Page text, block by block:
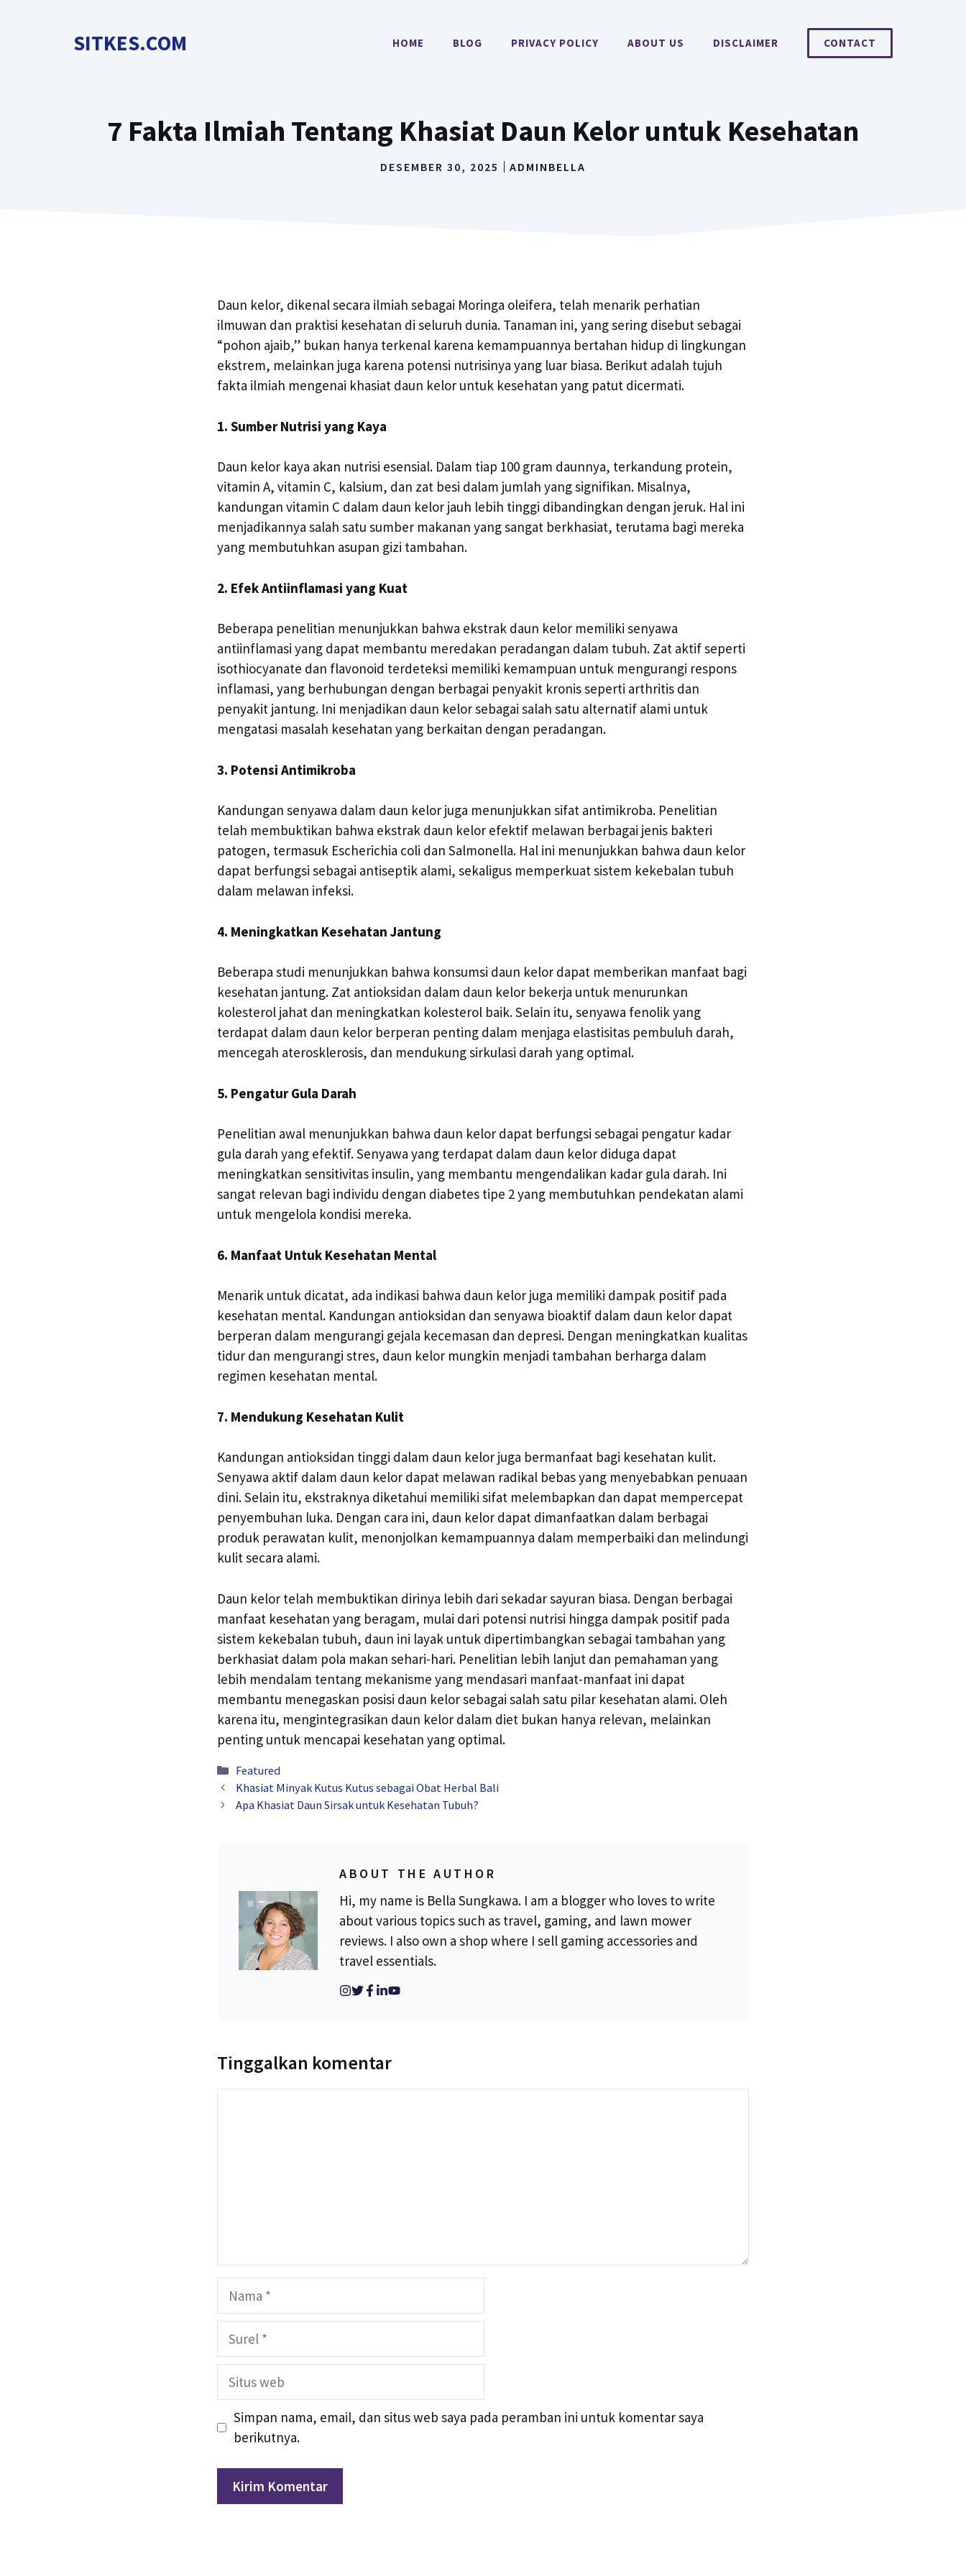
SITKES.COM HOME BLOG PRIVACY POLICY ABOUT US DISCLAIMER CONTACT
7 Fakta Ilmiah Tentang Khasiat Daun Kelor untuk Kesehatan
DESEMBER 30, 2025 ADMINBELLA
Daun kelor, dikenal secara ilmiah sebagai Moringa oleifera, telah menarik perhatian
ilmuwan dan praktisi kesehatan di seluruh dunia. Tanaman ini, yang sering disebut sebagai
“pohon ajaib,” bukan hanya terkenal karena kemampuannya bertahan hidup di lingkungan
ekstrem, melainkan juga karena potensi nutrisinya yang luar biasa. Berikut adalah tujuh
fakta ilmiah mengenai khasiat daun kelor untuk kesehatan yang patut dicermati.
1. Sumber Nutrisi yang Kaya
Daun kelor kaya akan nutrisi esensial. Dalam tiap 100 gram daunnya, terkandung protein,
vitamin A, vitamin C, kalsium, dan zat besi dalam jumlah yang signifikan. Misalnya,
kandungan vitamin C dalam daun kelor jauh lebih tinggi dibandingkan dengan jeruk. Hal ini
menjadikannya salah satu sumber makanan yang sangat berkhasiat, terutama bagi mereka
yang membutuhkan asupan gizi tambahan.
2. Efek Antiinflamasi yang Kuat
Beberapa penelitian menunjukkan bahwa ekstrak daun kelor memiliki senyawa
antiinflamasi yang dapat membantu meredakan peradangan dalam tubuh. Zat aktif seperti
isothiocyanate dan flavonoid terdeteksi memiliki kemampuan untuk mengurangi respons
inflamasi, yang berhubungan dengan berbagai penyakit kronis seperti arthritis dan
penyakit jantung. Ini menjadikan daun kelor sebagai salah satu alternatif alami untuk
mengatasi masalah kesehatan yang berkaitan dengan peradangan.
3. Potensi Antimikroba
Kandungan senyawa dalam daun kelor juga menunjukkan sifat antimikroba. Penelitian
telah membuktikan bahwa ekstrak daun kelor efektif melawan berbagai jenis bakteri
patogen, termasuk Escherichia coli dan Salmonella. Hal ini menunjukkan bahwa daun kelor
dapat berfungsi sebagai antiseptik alami, sekaligus memperkuat sistem kekebalan tubuh
dalam melawan infeksi.
4. Meningkatkan Kesehatan Jantung
Beberapa studi menunjukkan bahwa konsumsi daun kelor dapat memberikan manfaat bagi
kesehatan jantung. Zat antioksidan dalam daun kelor bekerja untuk menurunkan
kolesterol jahat dan meningkatkan kolesterol baik. Selain itu, senyawa fenolik yang
terdapat dalam daun kelor berperan penting dalam menjaga elastisitas pembuluh darah,
mencegah aterosklerosis, dan mendukung sirkulasi darah yang optimal.
5. Pengatur Gula Darah
Penelitian awal menunjukkan bahwa daun kelor dapat berfungsi sebagai pengatur kadar
gula darah yang efektif. Senyawa yang terdapat dalam daun kelor diduga dapat
meningkatkan sensitivitas insulin, yang membantu mengendalikan kadar gula darah. Ini
sangat relevan bagi individu dengan diabetes tipe 2 yang membutuhkan pendekatan alami
untuk mengelola kondisi mereka.
6. Manfaat Untuk Kesehatan Mental
Menarik untuk dicatat, ada indikasi bahwa daun kelor juga memiliki dampak positif pada
kesehatan mental. Kandungan antioksidan dan senyawa bioaktif dalam daun kelor dapat
berperan dalam mengurangi gejala kecemasan dan depresi. Dengan meningkatkan kualitas
tidur dan mengurangi stres, daun kelor mungkin menjadi tambahan berharga dalam
regimen kesehatan mental.
7. Mendukung Kesehatan Kulit
Kandungan antioksidan tinggi dalam daun kelor juga bermanfaat bagi kesehatan kulit.
Senyawa aktif dalam daun kelor dapat melawan radikal bebas yang menyebabkan penuaan
dini. Selain itu, ekstraknya diketahui memiliki sifat melembapkan dan dapat mempercepat
penyembuhan luka. Dengan cara ini, daun kelor dapat dimanfaatkan dalam berbagai
produk perawatan kulit, menonjolkan kemampuannya dalam memperbaiki dan melindungi
kulit secara alami.
Daun kelor telah membuktikan dirinya lebih dari sekadar sayuran biasa. Dengan berbagai
manfaat kesehatan yang beragam, mulai dari potensi nutrisi hingga dampak positif pada
sistem kekebalan tubuh, daun ini layak untuk dipertimbangkan sebagai tambahan yang
berkhasiat dalam pola makan sehari-hari. Penelitian lebih lanjut dan pemahaman yang
lebih mendalam tentang mekanisme yang mendasari manfaat-manfaat ini dapat
membantu menegaskan posisi daun kelor sebagai salah satu pilar kesehatan alami. Oleh
karena itu, mengintegrasikan daun kelor dalam diet bukan hanya relevan, melainkan
penting untuk mencapai kesehatan yang optimal.
Kategori
Featured
Khasiat Minyak Kutus Kutus sebagai Obat Herbal Bali
Apa Khasiat Daun Sirsak untuk Kesehatan Tubuh?
ABOUT THE AUTHOR
Hi, my name is Bella Sungkawa. I am a blogger who loves to write
about various topics such as travel, gaming, and lawn mower
reviews. I also own a shop where I sell gaming accessories and
travel essentials.
Tinggalkan komentar
Nama
Surel
Situs
Simpan nama, email, dan situs web saya pada peramban ini untuk komentar saya
berikutnya.